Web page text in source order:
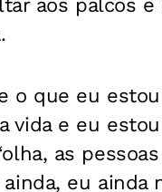
aos palcos e
o que eu
vida e eu
as
eu ainda